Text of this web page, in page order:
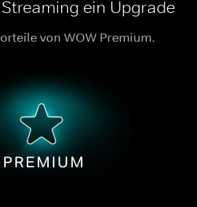
ein Upgrade
von WOW Premium.